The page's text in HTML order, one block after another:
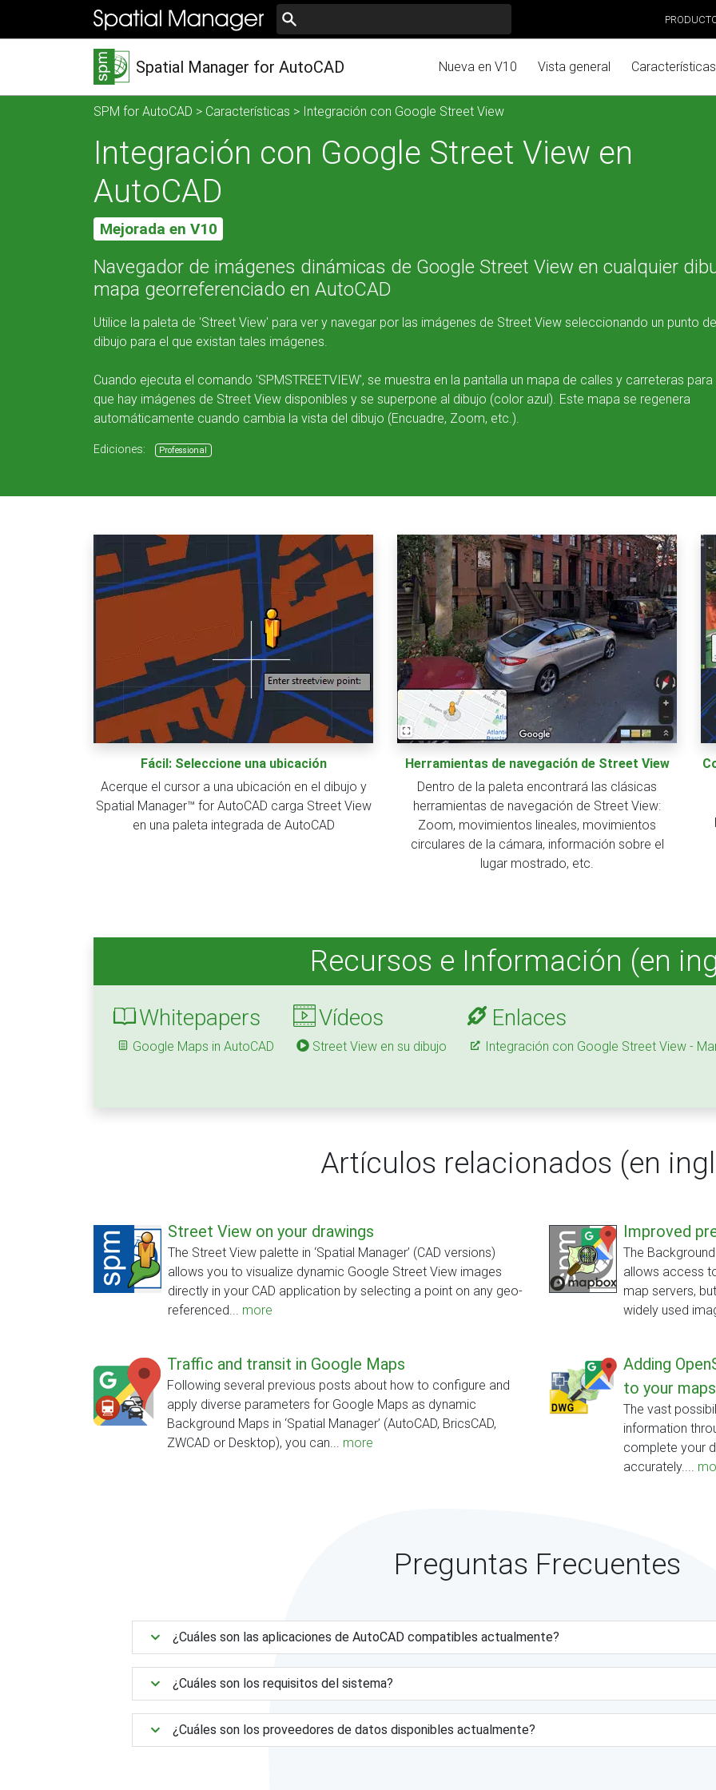
Spatial Manager for AutoCAD Nueva en V10 Vista general Características
SPM for AutoCAD > Características > Integración con Google Street View
Integración con Google Street View en
AutoCAD
Mejorada en V10
Navegador de imágenes dinámicas de Google Street View en cualquier
mapa georreferenciado en AutoCAD
Utilice la paleta de 'Street View' para ver y navegar por las imágenes de Street View seleccionando un punto
dibujo para el que existan tales imágenes.
Cuando ejecuta el comando 'SPMSTREETVIEW', se muestra en la pantalla un mapa de calles y carreteras para
que hay imágenes de Street View disponibles y se superpone al dibujo (color azul). Este mapa se regenera
automáticamente cuando cambia la vista del dibujo (Encuadre, Zoom, etc.).
Ediciones: Professional
Fácil: Seleccione una ubicación
Acerque el cursor a una ubicación en el dibujo y
Spatial Manager™ for AutoCAD carga Street View
en una paleta integrada de AutoCAD
Herramientas de navegación de Street View
Dentro de la paleta encontrará las clásicas
herramientas de navegación de Street View:
Zoom, movimientos lineales, movimientos
circulares de la cámara, información sobre el
lugar mostrado, etc.
Recursos e Información (en
Whitepapers
Google Maps in AutoCAD
Vídeos
Street View en su dibujo
Enlaces
Integración con Google Street View -
Artículos relacionados (en
Street View on your drawings
The Street View palette in ‘Spatial Manager’ (CAD versions)
allows you to visualize dynamic Google Street View images
directly in your CAD application by selecting a point on any geo-
referenced... more
Improved
The
allows access
map servers,
widely used
Traffic and transit in Google Maps
Following several previous posts about how to configure and
apply diverse parameters for Google Maps as dynamic
Background Maps in ‘Spatial Manager’ (AutoCAD, BricsCAD,
ZWCAD or Desktop), you can... more
Adding
to your maps
The vast
information
complete your
accurately....
Preguntas Frecuentes
¿Cuáles son las aplicaciones de AutoCAD compatibles actualmente?
¿Cuáles son los requisitos del sistema?
¿Cuáles son los proveedores de datos disponibles actualmente?